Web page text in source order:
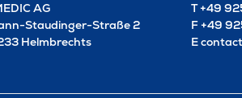
AG
Staudinger-Straße 2
Helmbrechts
T+49
F+49
E